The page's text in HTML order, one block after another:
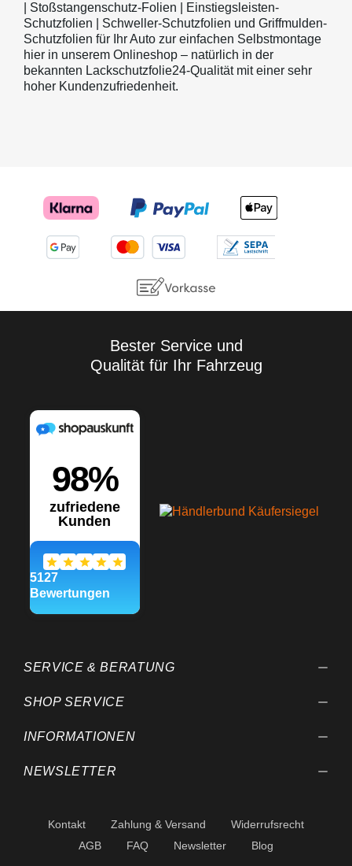
| Stoßstangenschutz-Folien | Einstiegsleisten-
Schutzfolien | Schweller-Schutzfolien und Griffmulden-
Schutzfolien für Ihr Auto zur einfachen Selbstmontage
hier in unserem Onlineshop – natürlich in der
bekannten Lackschutzfolie24-Qualität mit einer sehr
hoher Kundenzufriedenheit.
Bester Service und
Qualität für Ihr Fahrzeug
SERVICE & BERATUNG
SHOP SERVICE
INFORMATIONEN
NEWSLETTER
Kontakt Zahlung & Versand
Widerrufsrecht
AGB
FAQ Newsletter Blog